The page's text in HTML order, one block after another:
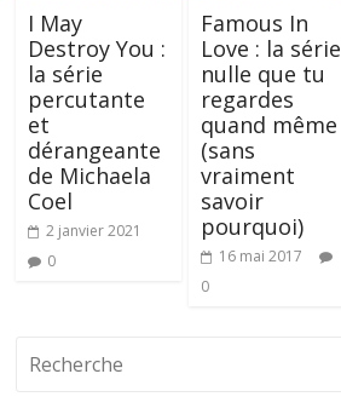
I May
Destroy You :
la série
percutante
et
dérangeante
de Michaela
Coel
2 janvier 2021
0
Famous In
Love : la série
nulle que tu
regardes
quand même
(sans
vraiment
savoir
pourquoi)
16 mai 2017
0